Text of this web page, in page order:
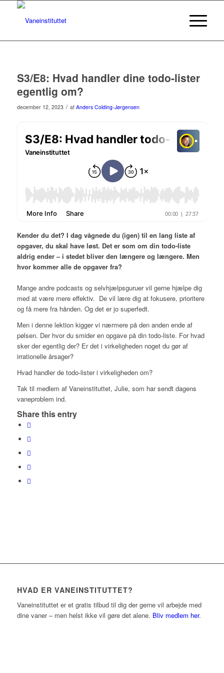
S3/E8: Hvad handler dine todo-lister
egentlig om?
december 12, 2023 / af Anders Colding-Jørgensen
Kender du det? I dag vågnede du (igen) til en lang liste af
opgaver, du skal have løst. Det er som om din todo-liste
aldrig ender – i stedet bliver den længere og længere. Men
hvor kommer alle de opgaver fra?
Mange andre podcasts og selvhjælpsguruer vil gerne hjælpe dig
med at være mere effektiv. De vil lære dig at fokusere, prioritere
og få mere fra hånden. Og det er jo superfedt.
Men i denne lektion kigger vi nærmere på den anden ende af
pølsen. Der hvor du smider en opgave på din todo-liste. For hvad
sker der egentlig der? Er det i virkeligheden noget du gør af
irrationelle årsager?
Hvad handler de todo-lister i virkeligheden om?
Tak til medlem af Vaneinstituttet, Julie, som har sendt dagens
vaneproblem ind.
Share this entry
HVAD ER VANEINSTITUTTET?
Vaneinstituttet er et gratis tilbud til dig der gerne vil arbejde med
dine vaner – men helst ikke vil gøre det alene. Bliv medlem her.